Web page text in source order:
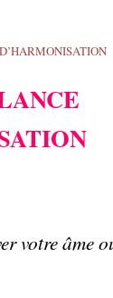
votre âme